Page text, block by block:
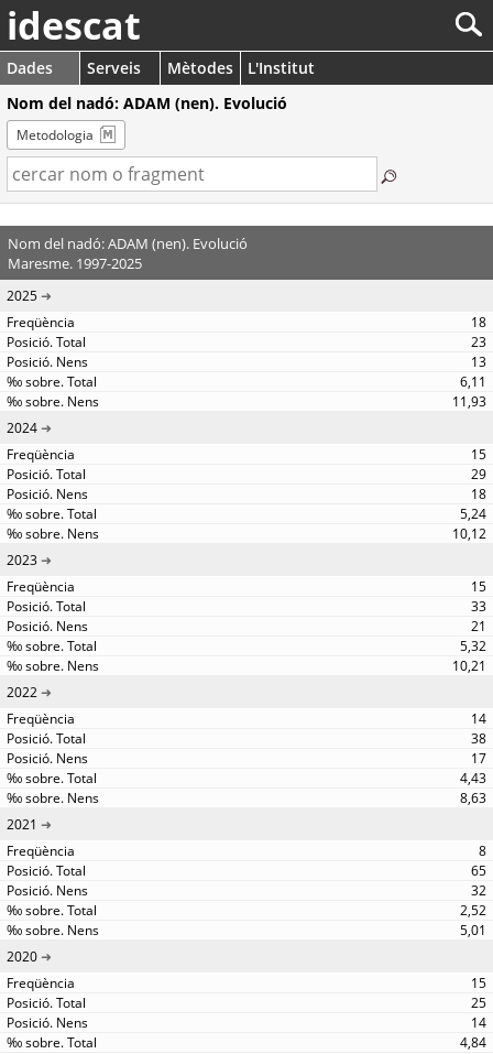
idescat
Dades Serveis Mètodes
L'Institut
Nom del nadó: ADAM (nen). Evolució
Metodologia
Nom del nadó: ADAM (nen). Evolució
Maresme. 1997-2025
2025
18
23
13
6,11
11,93
2024
15
29
18
5,24
10,12
2023
15
33
21
5,32
10,21
2022
14
38
17
4,43
8,63
2021
8
65
32
2,52
5,01
2020
15
25
14
4,84